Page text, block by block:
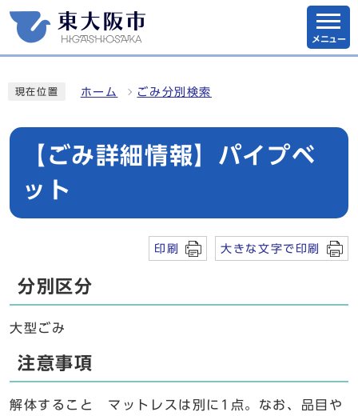
メニュー
現在位置 ホーム ごみ分別検索
【ごみ詳細情報】パイプベ
ット
印刷 大きな文字で印刷
分別区分
大型ごみ
注意事項
解体すること マットレスは別に1点。なお、品目や